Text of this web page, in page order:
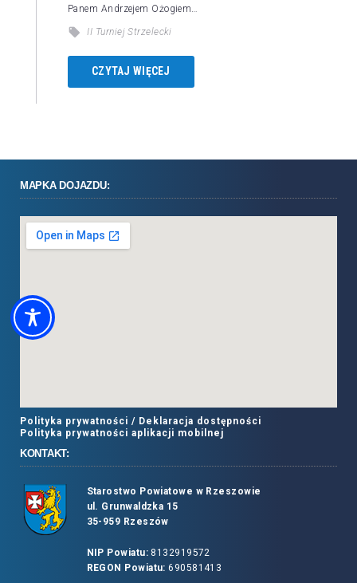
Panem Andrzejem Ożogiem…
II Turniej Strzelecki
CZYTAJ WIĘCEJ
MAPKA DOJAZDU:
Polityka prywatności / Deklaracja dostępności
Polityka prywatności aplikacji mobilnej
KONTAKT:
Starostwo Powiatowe w Rzeszowie
ul. Grunwaldzka 15
35-959 Rzeszów
NIP Powiatu:8132919572
REGON Powiatu: 690581413